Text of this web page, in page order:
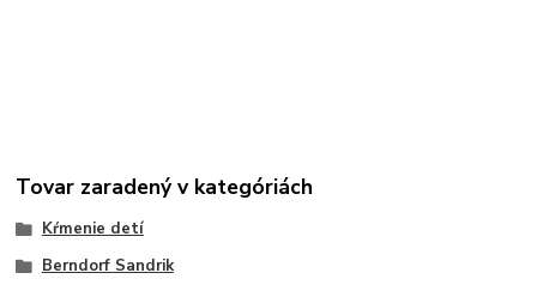
Tovar zaradený v kategóriách
Kŕmenie detí
Berndorf Sandrik